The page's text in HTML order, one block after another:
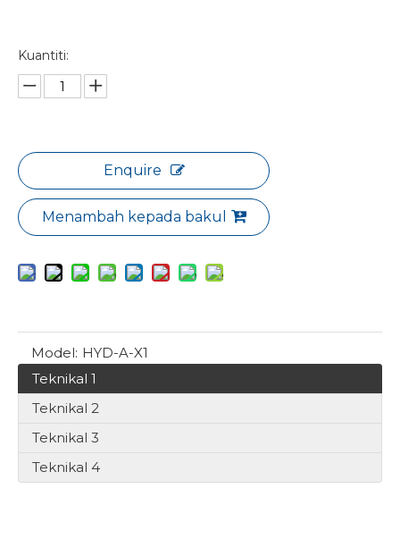
Kuantiti:
Enquire
Menambah kepada bakul
Model: HYD-A-X1
Teknikal 1
Teknikal 2
Teknikal 3
Teknikal 4